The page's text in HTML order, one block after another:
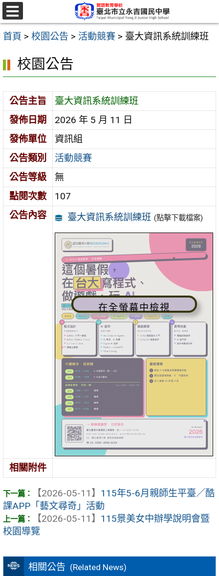
跳
至
主
容
區
選
單
首頁 > 校園公告 > 活動競賽 > 臺大資訊系統訓練班
相關公告 (Related News)
校園公告
公告主旨
臺大資訊系統訓練班
發佈日期
2026 年 5 月 11 日
發佈單位
資訊組
公告類別
活動競賽
公告等級
無
點閱次數
107
公告內容
臺大資訊系統訓練班 (點擊下載檔案)
在全螢幕中檢視
相關附件
【2026-05-11】 115年5-6月親師生平臺／酷
課APP「藝文尋奇」活動
【2026-05-11】 115景美女中辦學說明會暨
校園導覽